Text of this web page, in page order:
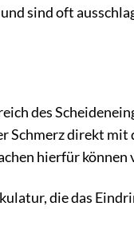
sind oft
des
Schmerz direkt mit
hierfür
die das